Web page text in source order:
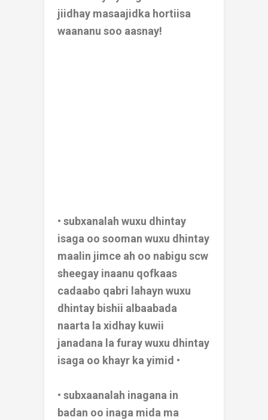
jiidhay masaajidka hortiisa
waananu soo aasnay!
• subxanalah wuxu dhintay
isaga oo sooman wuxu dhintay
maalin jimce ah oo nabigu scw
sheegay inaanu qofkaas
cadaabo qabri lahayn wuxu
dhintay bishii albaabada
naarta la xidhay kuwii
janadana la furay wuxu dhintay
isaga oo khayr ka yimid •
• subxaanalah inagana in
badan oo inaga mida ma